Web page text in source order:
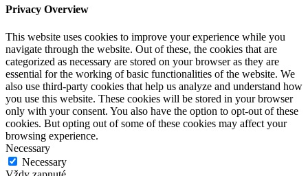
Privacy Overview
This website uses cookies to improve your experience while you
navigate through the website. Out of these, the cookies that are
categorized as necessary are stored on your browser as they are
essential for the working of basic functionalities of the website. We
also use third-party cookies that help us analyze and understand how
you use this website. These cookies will be stored in your browser
only with your consent. You also have the option to opt-out of these
cookies. But opting out of some of these cookies may affect your
browsing experience.
Necessary
Necessary